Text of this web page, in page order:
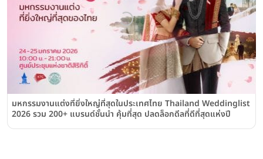
มหกรรมงานแต่งที่ยิ่งใหญ่ที่สุดในประเทศไทย Thailand Weddinglist
2026 รวม 200+ แบรนด์ชั้นนำ คุ้มที่สุด ปลดล็อกดีลที่ดีที่สุดแห่งปี